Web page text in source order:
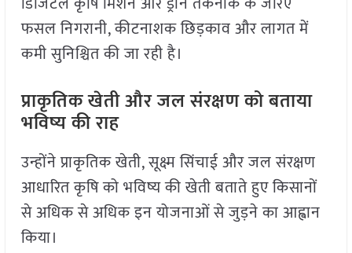
फसल निगरानी, कीटनाशक छिड़काव और लागत में
कमी सुनिश्चित की जा रही है।
प्राकृतिक खेती और जल संरक्षण को बताया
भविष्य की राह
उन्होंने प्राकृतिक खेती, सूक्ष्म सिंचाई और जल संरक्षण
आधारित कृषि को भविष्य की खेती बताते हुए किसानों
से अधिक से अधिक इन योजनाओं से जुड़ने का आह्वान
किया।